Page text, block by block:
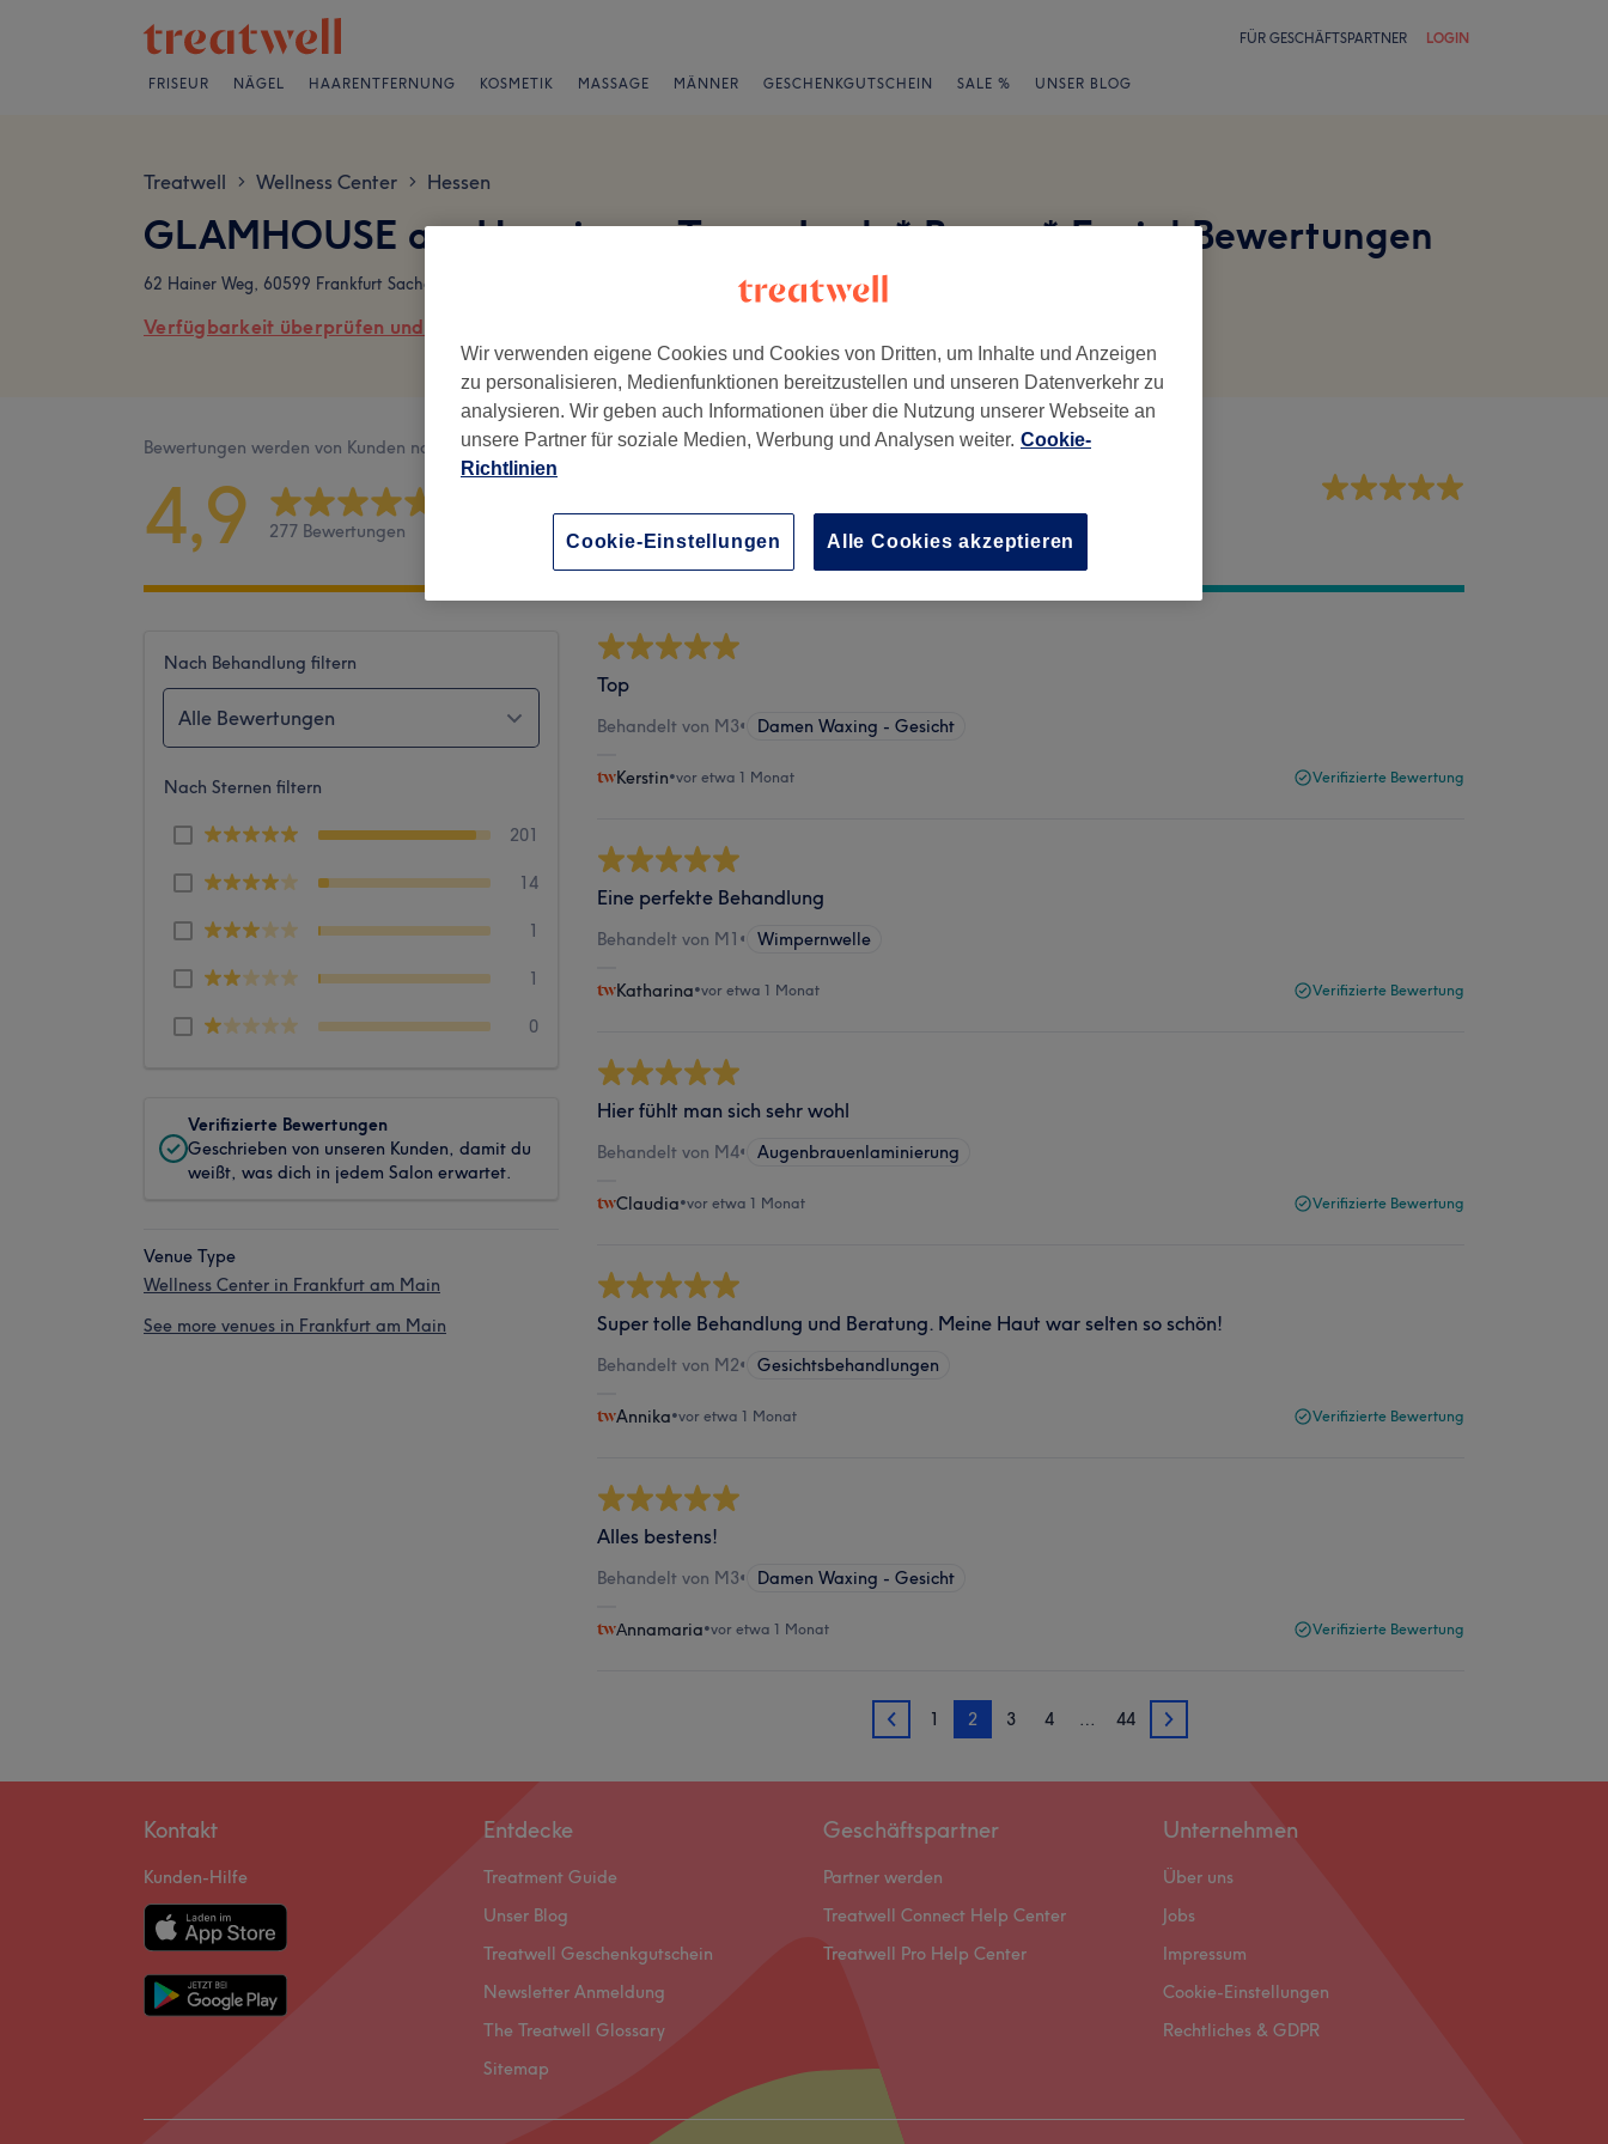
FÜR GESCHÄFTSPARTNER LOGIN
FRISEUR NÄGEL HAARENTFERNUNG KOSMETIK MASSAGE MÄNNER GESCHENKGUTSCHEIN SALE % UNSER BLOG
Treatwell > Wellness Center > Hessen
GLAMHOUSE am Henninger Turm- Lash * Brows * Facial Bewertungen
62 Hainer Weg, 60599 Frankfurt Sachenhausen
Verfügbarkeit überprüfen und online buchen
Bewertungen werden von Kunden nach ihrem Besuch geschrieben.
4,9 277 Bewertungen Sauberkeit
Nach Behandlung filtern
Alle Bewertungen
Nach Sternen filtern
201
14
1
1
0
Verifizierte Bewertungen
Geschrieben von unseren Kunden, damit du
weißt, was dich in jedem Salon erwartet.
Venue Type
Wellness Center in Frankfurt am Main
See more venues in Frankfurt am Main
Top
Behandelt von M3• Damen Waxing - Gesicht
Kerstin•vor etwa 1 Monat Verifizierte Bewertung
Eine perfekte Behandlung
Behandelt von M1 • Wimpernwelle
Katharina•vor etwa 1 Monat Verifizierte Bewertung
Hier fühlt man sich sehr wohl
Behandelt von M4• Augenbrauenlaminierung
Claudia•vor etwa 1 Monat Verifizierte Bewertung
Super tolle Behandlung und Beratung. Meine Haut war selten so schön!
Behandelt von M2• Gesichtsbehandlungen
Annika•vor etwa 1 Monat Verifizierte Bewertung
Alles bestens!
Behandelt von M3• Damen Waxing - Gesicht
Αnnamaria•vor etwa 1 Monat Verifizierte Bewertung
1 1 2 3 4 … 44 3
Kontakt
Kunden-Hilfe
Entdecke
Treatment Guide
Unser Blog
Treatwell Geschenkgutschein
Newsletter Anmeldung
The Treatwell Glossary
Sitemap
Geschäftspartner
Partner werden
Treatwell Connect Help Center
Treatwell Pro Help Center
Unternehmen
Über uns
Jobs
Impressum
Cookie-Einstellungen
Rechtliches & GDPR
Wir verwenden eigene Cookies und Cookies von Dritten, um Inhalte und Anzeigen
zu personalisieren, Medienfunktionen bereitzustellen und unseren Datenverkehr zu
analysieren. Wir geben auch Informationen über die Nutzung unserer Webseite an
unsere Partner für soziale Medien, Werbung und Analysen weiter. Cookie-
Richtlinien
Cookie-Einstellungen Alle Cookies akzeptieren